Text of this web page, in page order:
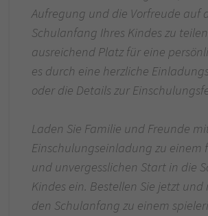
Aufregung und die Vorfreude auf
Schulanfang Ihres Kindes zu
ausreichend Platz für eine
es durch eine herzliche
oder die Details zur
Laden Sie Familie und Freunde
Einschulungseinladung zu einem
und unvergesslichen Start in die
Kindes ein. Bestellen Sie jetzt und
den Schulanfang zu einem